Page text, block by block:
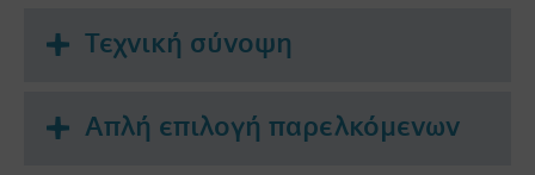
Τεχνική σύνοψη
Απλή επιλογή παρελκόμενων